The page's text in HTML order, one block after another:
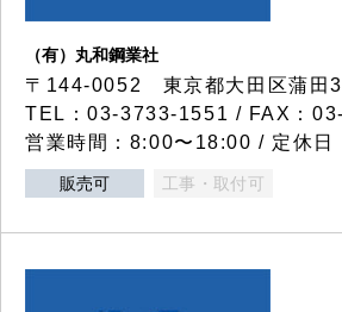
（有）丸和鋼業社
〒144-0052 東京都大田区蒲田
TEL：03-3733-1551 / FAX：
営業時間：8:00〜18:00 / 定休日
販売可 工事・取付可